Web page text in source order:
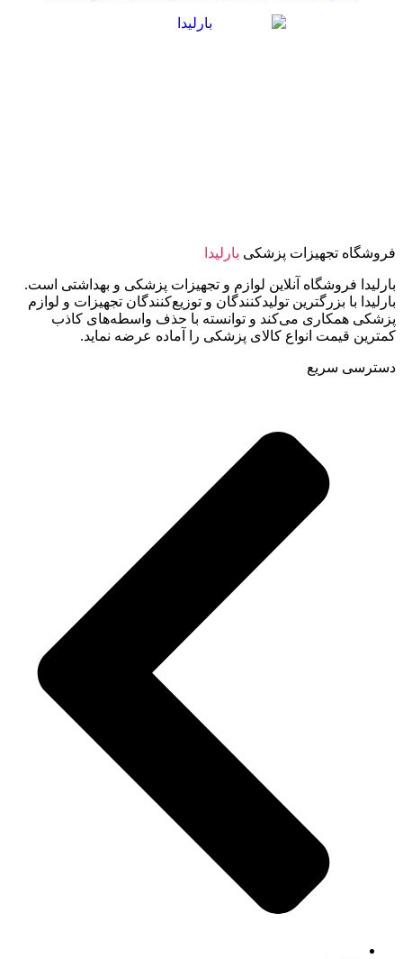
فروشگاه تجهیزات پزشکی بارلیدا
بارلیدا فروشگاه آنلاین لوازم و تجهیزات پزشکی و بهداشتی است.
بارلیدا با بزرگترین تولیدکنندگان و توزیع‌کنندگان تجهیزات و لوازم
پزشکی همکاری می‌کند و توانسته با حذف واسطه‌های کاذب
کمترین قیمت انواع کالای پزشکی را آماده عرضه نماید.
دسترسی سریع